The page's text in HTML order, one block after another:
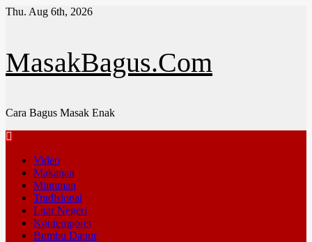
Skip
Thu. Aug 6th, 2026
MasakBagus.Com
Cara Bagus Masak Enak
Video
Makanan
Minuman
Tradisional
Luar Negeri
Kontemporer
Bumbu Dapur